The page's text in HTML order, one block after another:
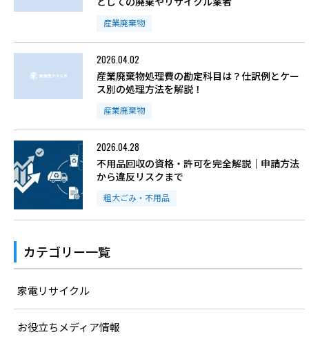
産業廃棄物
2026.04.02
産業廃棄物処理費の勘定科目は？仕訳例とケー
ス別の処理方法を解説！
産業廃棄物
2026.04.28
不用品回収の資格・許可を完全解説｜申請方法
から違反リスクまで
粗大ごみ・不用品
カテゴリー一覧
家電リサイクル
お役立ちメディア情報